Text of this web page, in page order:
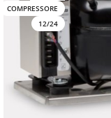
COMPRESSORE
12/24